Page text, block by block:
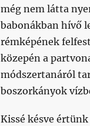
még nem látta
babonákban hívő
rémképének
közepén a
módszertanáról
boszorkányok
Kissé késve